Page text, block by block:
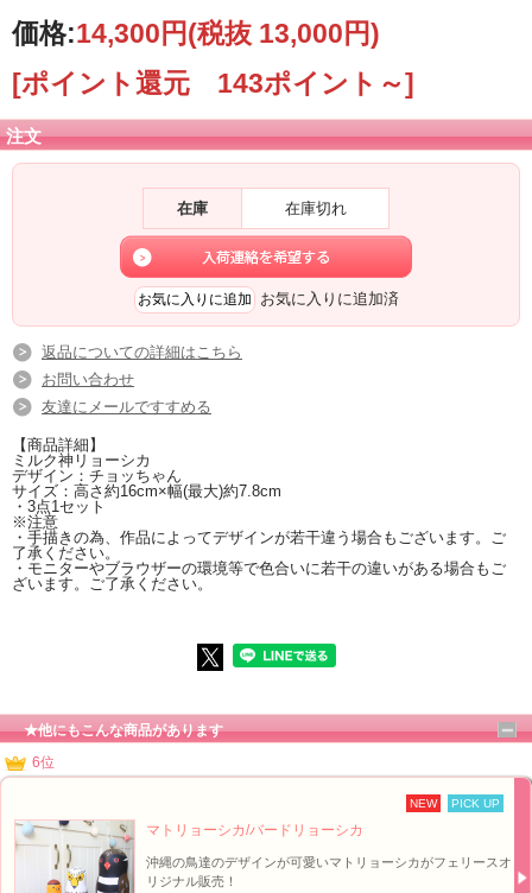
世界に一つだけ！完全オリジナルアイテム！
ミルク神様デザインのおきなわマトリョーシカ！
おかげさまで大好評のおきなわマトリョーシカが、
可愛いミルク神様バージョンになってフェリースショッピングサイトに登場！
お部屋のインテリアとしても最適なマトリョーシカ。
feliz[フェリース]は人気クリエイターとコラボレーションで作っちゃいました♪
ミルク神様バージョンの、その名も「ミルク神リョーシカ」！
デザインは、沖縄で活動するイラストレーターのチョッちゃん。
八重山で弥勒菩薩を由来とする五穀豊穣の神。
働けば働くほど幸せがはいると唱える優しく可愛いミルク神様のマトリョーシ
の完全オリジナルです。
手描きだからできる味わい。希少価値の高い一品です。
多いマトリョーシカ。
心癒されます♪
お買い求めはお早めに♪
■オリジナル！マトリョーシカ - ミルク神リョーシカ【イメージ】↑
価格:14,300円(税抜 13,000円)
[ポイント還元 143ポイント～]
注文
在庫 在庫切れ
お気に入りに追加済
返品についての詳細はこちら
お問い合わせ
友達にメールですすめる
【商品詳細】
ミルク神リョーシカ
デザイン：チョッちゃん
サイズ：高さ約16cm×幅(最大)約7.8cm
・3点1セット
※注意
・手描きの為、作品によってデザインが若干違う場合もございます。ご
了承ください。
・モニターやブラウザーの環境等で色合いに若干の違いがある場合もご
ざいます。ご了承ください。
★他にもこんな商品があります
6位
NEW PICK UP
マトリョーシカ/バードリョーシカ
沖縄の鳥達のデザインが可愛いマトリョーシカがフェリースオ
リジナル販売！